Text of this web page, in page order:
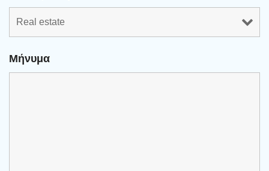
Μήνυμα